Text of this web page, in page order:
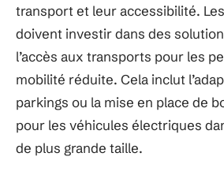
transport et leur accessibilité.
doivent investir dans des
l’accès aux transports pour les
mobilité réduite. Cela inclut
parkings ou la mise en place de
pour les véhicules électriques
de plus grande taille.